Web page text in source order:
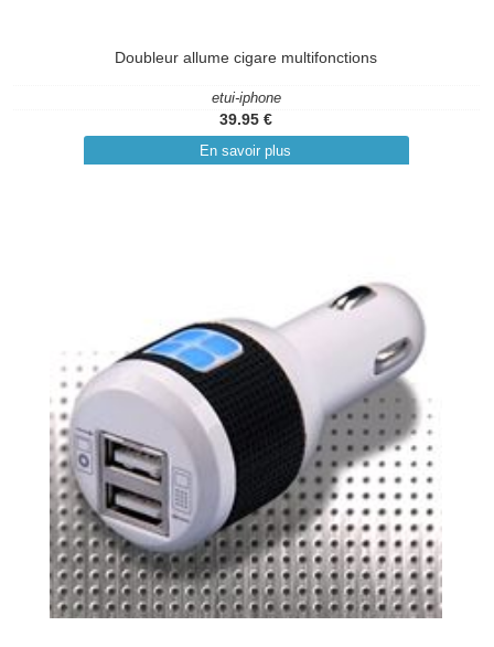
Doubleur allume cigare multifonctions
etui-iphone
39.95 €
En savoir plus